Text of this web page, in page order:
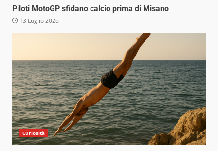
Piloti MotoGP sfidano calcio prima di Misano
13 Luglio 2026
Curiosità